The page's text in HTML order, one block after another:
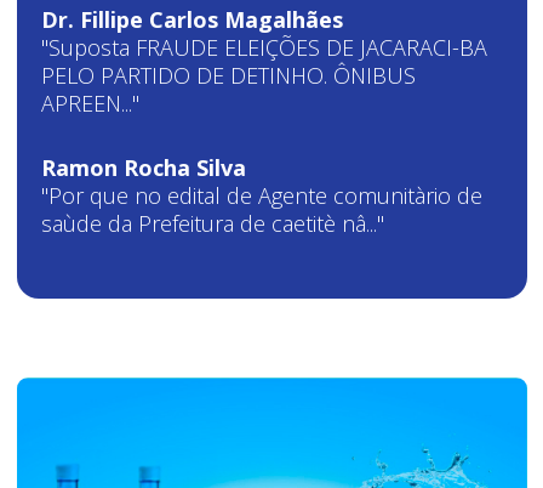
Dr. Fillipe Carlos Magalhães
"Suposta FRAUDE ELEIÇÕES DE JACARACI-BA
PELO PARTIDO DE DETINHO. ÔNIBUS
APREEN..."
Ramon Rocha Silva
"Por que no edital de Agente comunitàrio de
saùde da Prefeitura de caetitè nâ..."